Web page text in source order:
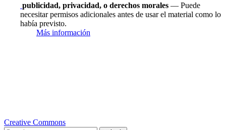
publicidad, privacidad, o derechos morales — Puede
necesitar permisos adicionales antes de usar el material como lo
había previsto.
Más información
Creative Commons